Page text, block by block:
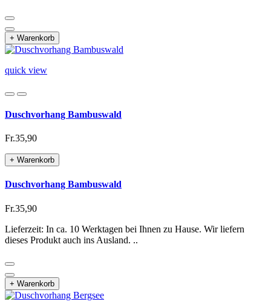
+ Warenkorb
quick view
Duschvorhang Bambuswald
Fr.35,90
+ Warenkorb
Duschvorhang Bambuswald
Fr.35,90
Lieferzeit: In ca. 10 Werktagen bei Ihnen zu Hause. Wir liefern
dieses Produkt auch ins Ausland. ..
+ Warenkorb